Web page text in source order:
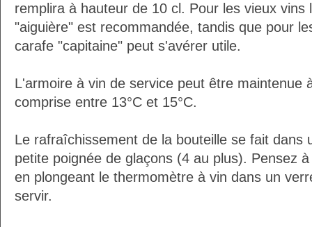
remplira à hauteur de 10 cl. Pour les vieux vins
"aiguière" est recommandée, tandis que pour
carafe "capitaine" peut s'avérer utile.
L'armoire à vin de service peut être maintenue
comprise entre 13°C et 15°C.
Le rafraîchissement de la bouteille se fait dans
petite poignée de glaçons (4 au plus). Pensez
en plongeant le thermomètre à vin dans un
servir.